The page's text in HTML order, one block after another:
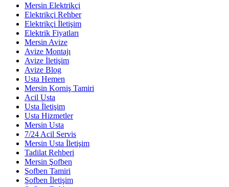
Mersin Elektrikçi
Elektrikçi Rehber
Elektrikçi İletişim
Elektrik Fiyatları
Mersin Avize
Avize Montajı
Avize İletişim
Avize Blog
Usta Hemen
Mersin Korniş Tamiri
Acil Usta
Usta İletişim
Usta Hizmetler
Mersin Usta
7/24 Acil Servis
Mersin Usta İletişim
Tadilat Rehberi
Mersin Şofben
Şofben Tamiri
Şofben İletişim